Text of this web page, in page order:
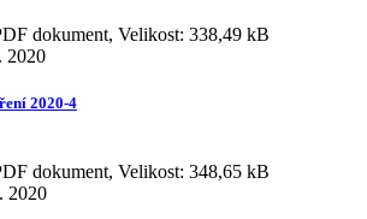
dokument, Velikost: 338,49 kB
2020
2020-4
dokument, Velikost: 348,65 kB
2020